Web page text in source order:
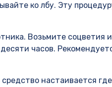
ко лбу. Эту
Возьмите соцветия и
часов.
настаивается